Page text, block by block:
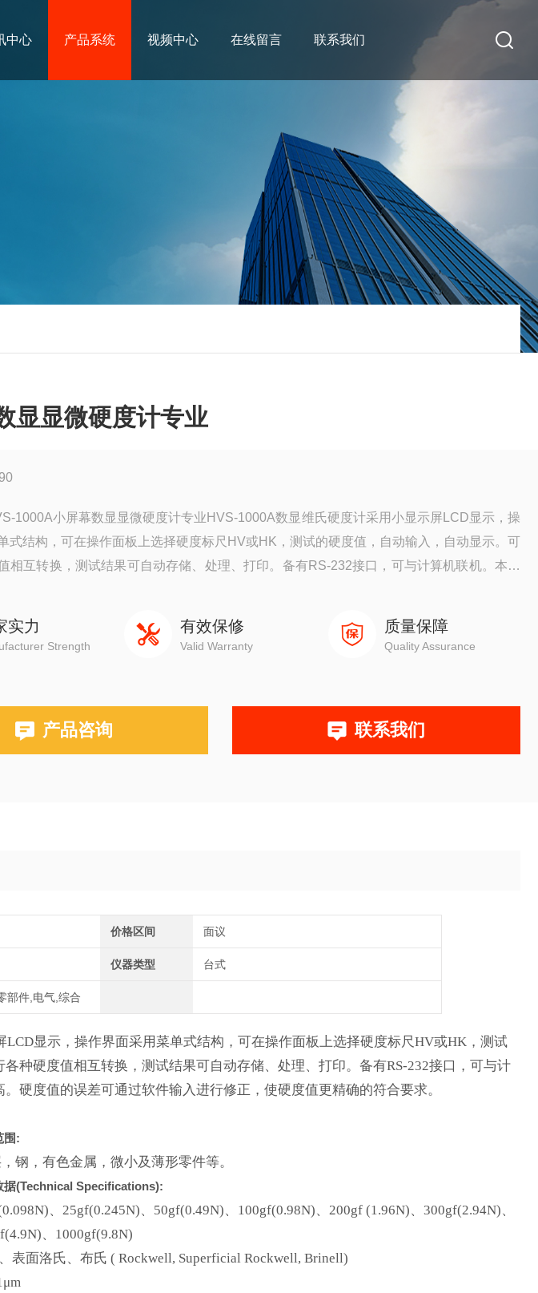
中心 产品系统 视频中心 在线留言 联系我们
显显微硬度计专业
1000A小屏幕数显显微硬度计专业HVS-1000A数显维氏硬度计采用小显示屏LCD显示，操
式结构，可在操作面板上选择硬度标尺HV或HK，测试的硬度值，自动输入，自动显示。可
相互转换，测试结果可自动存储、处理、打印。备有RS-232接口，可与计算机联机。本机
实力
Strength
有效保修
Valid Warranty
质量保障
Quality Assurance
产品咨询 联系我们
价格区间 面议
仪器类型 台式
部件,电气,综合
LCD显示，操作界面采用菜单式结构，可在操作面板上选择硬度标尺HV或HK，测试
种硬度值相互转换，测试结果可自动存储、处理、打印。备有RS-232接口，可与计
硬度值的误差可通过软件输入进行修正，使硬度值更精确的符合要求。
围:
钢，有色金属，微小及薄形零件等。
据(Technical Specifications):
、25gf(0.245N)、50gf(0.49N)、100gf(0.98N)、200gf (1.96N)、300gf(2.94N)、
、1000gf(9.8N)
表面洛氏、布氏 ( Rockwell, Superficial Rockwell, Brinell)